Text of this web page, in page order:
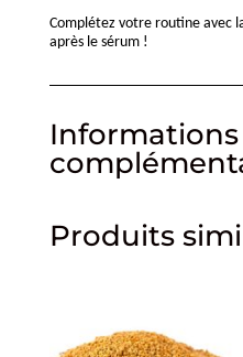
Complétez votre routine avec
après le sérum !
Informations
Produits